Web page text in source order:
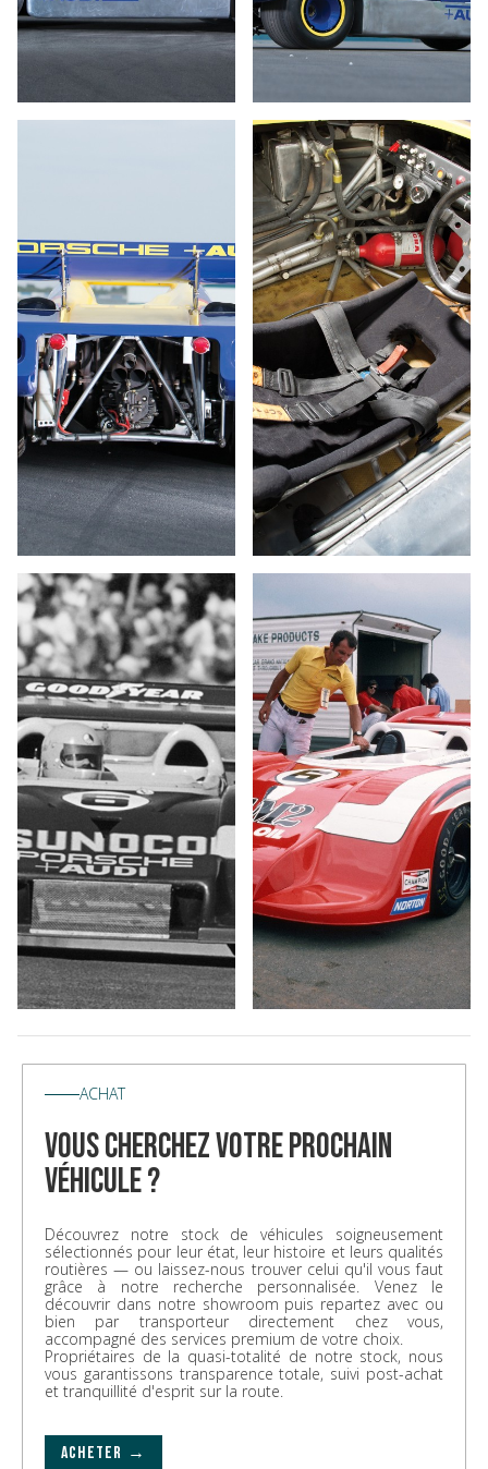
ACHAT
vous cherchez votre prochain
véhicule ?
Découvrez notre stock de véhicules soigneusement
sélectionnés pour leur état, leur histoire et leurs qualités
routières — ou laissez-nous trouver celui qu'il vous faut
grâce à notre recherche personnalisée. Venez le
découvrir dans notre showroom puis repartez avec ou
bien par transporteur directement chez vous,
accompagné des services premium de votre choix.
Propriétaires de la quasi-totalité de notre stock, nous
vous garantissons transparence totale, suivi post-achat
et tranquillité d'esprit sur la route.
ACHETER →